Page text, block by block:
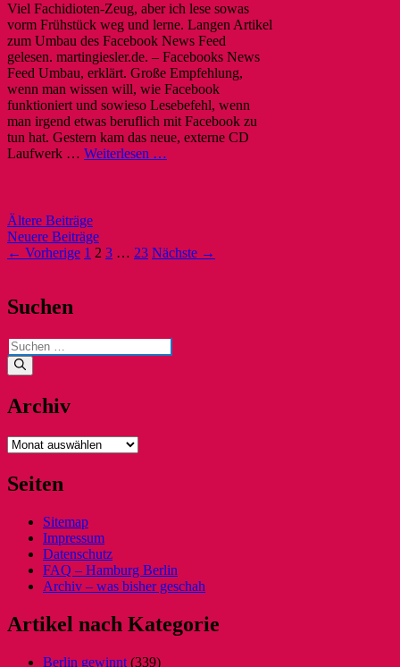
Viel Fachidioten-Zeug, aber ich lese sowas
vorm Frühstück weg und lerne. Langen Artikel
zum Umbau des Facebook News Feed
gelesen. martingiesler.de. – Facebooks News
Feed Umbau, erklärt. Große Empfehlung,
wenn man wissen will, wie Facebook
funktioniert und sowieso Lesebefehl, wenn
man irgend etwas beruflich mit Facebook zu
tun hat. Gestern kam das neue, externe CD
Laufwerk … Weiterlesen …
Post
navigation
Ältere Beiträge
Neuere Beiträge
← Vorherige 1 2 3 … 23 Nächste →
Suchen
Suchen
nach:
Archiv
Archiv
Seiten
Sitemap
Impressum
Datenschutz
FAQ – Hamburg Berlin
Archiv – was bisher geschah
Artikel nach Kategorie
Berlin gewinnt (339)